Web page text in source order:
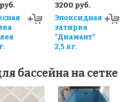
3200 руб.
Эпоксидная
затирка
"Диамант"
2,5 кг.
бассейна на сетке